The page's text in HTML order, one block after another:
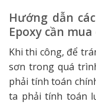
Hướng dẫn
Epoxy cần
Khi thi công, để
sơn trong quá
phải tính toán
ta phải tính toán